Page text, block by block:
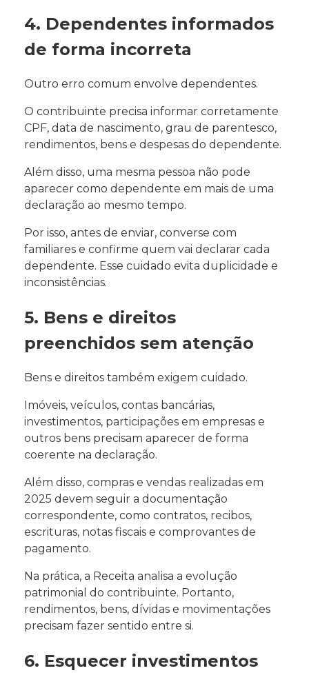
4. Dependentes informados
de forma incorreta
Outro erro comum envolve dependentes.
O contribuinte precisa informar corretamente
CPF, data de nascimento, grau de parentesco,
rendimentos, bens e despesas do dependente.
Além disso, uma mesma pessoa não pode
aparecer como dependente em mais de uma
declaração ao mesmo tempo.
Por isso, antes de enviar, converse com
familiares e confirme quem vai declarar cada
dependente. Esse cuidado evita duplicidade e
inconsistências.
5. Bens e direitos
preenchidos sem atenção
Bens e direitos também exigem cuidado.
Imóveis, veículos, contas bancárias,
investimentos, participações em empresas e
outros bens precisam aparecer de forma
coerente na declaração.
Além disso, compras e vendas realizadas em
2025 devem seguir a documentação
correspondente, como contratos, recibos,
escrituras, notas fiscais e comprovantes de
pagamento.
Na prática, a Receita analisa a evolução
patrimonial do contribuinte. Portanto,
rendimentos, bens, dívidas e movimentações
precisam fazer sentido entre si.
6. Esquecer investimentos